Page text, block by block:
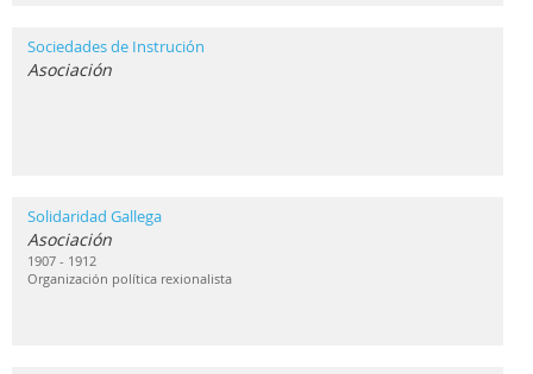
Sociedades de Instrución
Asociación
Solidaridad Gallega
Asociación
1907 - 1912
Organización política rexionalista